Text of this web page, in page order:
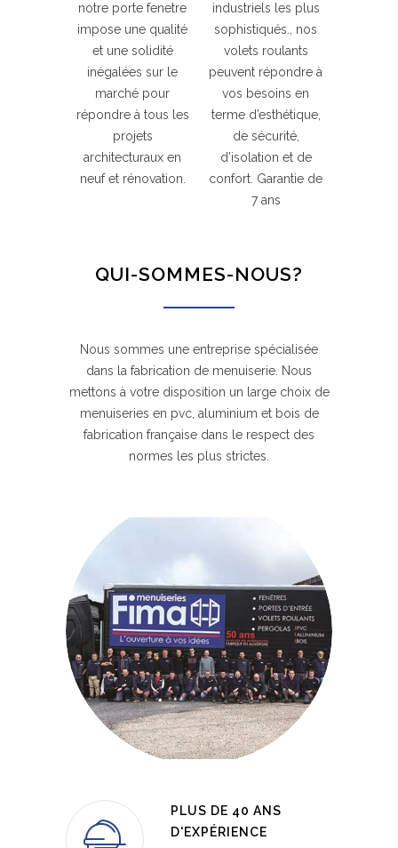
notre porte fenetre
impose une qualité
et une solidité
inégalées sur le
marché pour
répondre à tous les
projets
architecturaux en
neuf et rénovation.
industriels les plus
sophistiqués., nos
volets roulants
peuvent répondre à
vos besoins en
terme d’esthétique,
de sécurité,
d’isolation et de
confort. Garantie de
7 ans
QUI-SOMMES-NOUS?
Nous sommes une entreprise spécialisée
dans la fabrication de menuiserie. Nous
mettons à votre disposition un large choix de
menuiseries en pvc, aluminium et bois de
fabrication française dans le respect des
normes les plus strictes.
PLUS DE 40 ANS
D'EXPÉRIENCE